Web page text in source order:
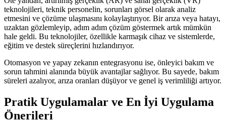
teknolojileri, teknik personelin, sorunları görsel olarak analiz
etmesini ve çözüme ulaşmasını kolaylaştırıyor. Bir arıza veya hatayı,
uzaktan gözlemleyip, adım adım çözüm göstermek artık mümkün
hale geldi. Bu teknolojiler, özellikle karmaşık cihaz ve sistemlerde,
eğitim ve destek süreçlerini hızlandırıyor.
Otomasyon ve yapay zekanın entegrasyonu ise, önleyici bakım ve
sorun tahmini alanında büyük avantajlar sağlıyor. Bu sayede, bakım
süreleri azalıyor, arıza oranları düşüyor ve genel iş verimliliği artıyor.
Pratik Uygulamalar ve En İyi Uygulama
Önerileri